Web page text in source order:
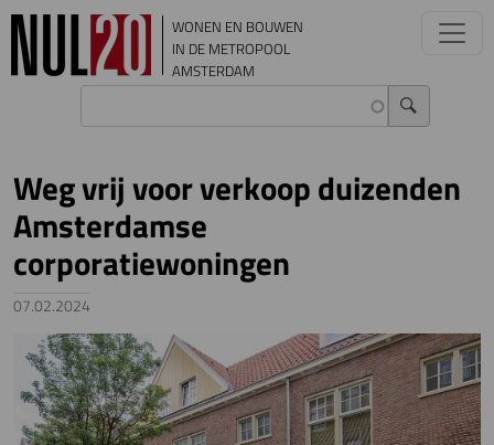
Overslaan en naar de inhoud gaan
WONEN EN BOUWEN
IN DE METROPOOL
AMSTERDAM
Weg vrij voor verkoop duizenden
Amsterdamse
corporatiewoningen
07.02.2024
Image